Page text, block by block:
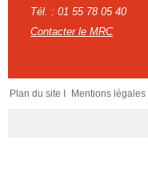
Tél. : 01 55 78 05 40
Contacter le MRC
Plan du site I Mentions légales I